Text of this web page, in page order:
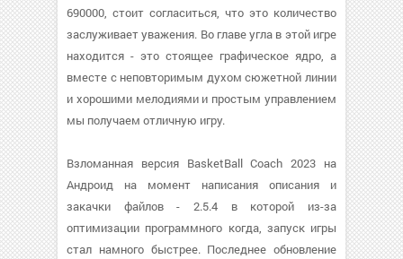
690000, стоит согласиться, что это количество
заслуживает уважения. Во главе угла в этой игре
находится - это стоящее графическое ядро, а
вместе с неповторимым духом сюжетной линии
и хорошими мелодиями и простым управлением
мы получаем отличную игру.
Взломанная версия BasketBall Coach 2023 на
Андроид на момент написания описания и
закачки файлов - 2.5.4 в которой из-за
оптимизации программного когда, запуск игры
стал намного быстрее. Последнее обновление